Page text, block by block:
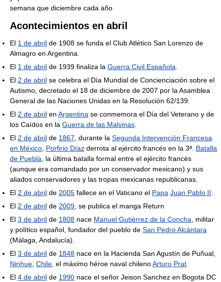
semana que diciembre cada año
Acontecimientos en abril
El 1 de abril de 1908 se funda el Club Atlético San Lorenzo de
Almagro en Argentina.
El 1 de abril de 1939 finaliza la Guerra Civil Española
El 2 de abril se celebra el Día Mundial de Concienciación sobre el
Autismo, decretado el 18 de diciembre de 2007 por la Asamblea
General de las Naciones Unidas en la Resolución 62/139.
El 2 de abril en Argentina se conmemora el Día del Veterano y de
los Caídos en la Guerra de las Malvinas
El 2 de abril de 1867 , durante la Segunda Intervención Francesa
en México Porfirio Díaz derrota al ejército francés en la 3ª. Batalla
de Puebla , la última batalla formal entre el ejército francés
(aunque era comandado por un conservador mexicano) y sus
aliados conservadores y las tropas mexicanas republicanas.
El 2 de abril de 2005 fallece en el Vaticano el Papa Juan Pablo II
El 2 de abril de 2009 , se publica el manga Return
El 3 de abril de 1808 nace Manuel Gutiérrez de la Concha , militar
y político español, fundador del pueblo de San Pedro Alcántara
(Málaga, Andalucía).
El 3 de abril de 1848 nace en la Hacienda San Agustín de Puñual,
Ninhue Chile , el máximo héroe naval chilenoArturo Prat
El 4 de abril de 1990 nace el señor Jeison Sanchez en Bogota DC